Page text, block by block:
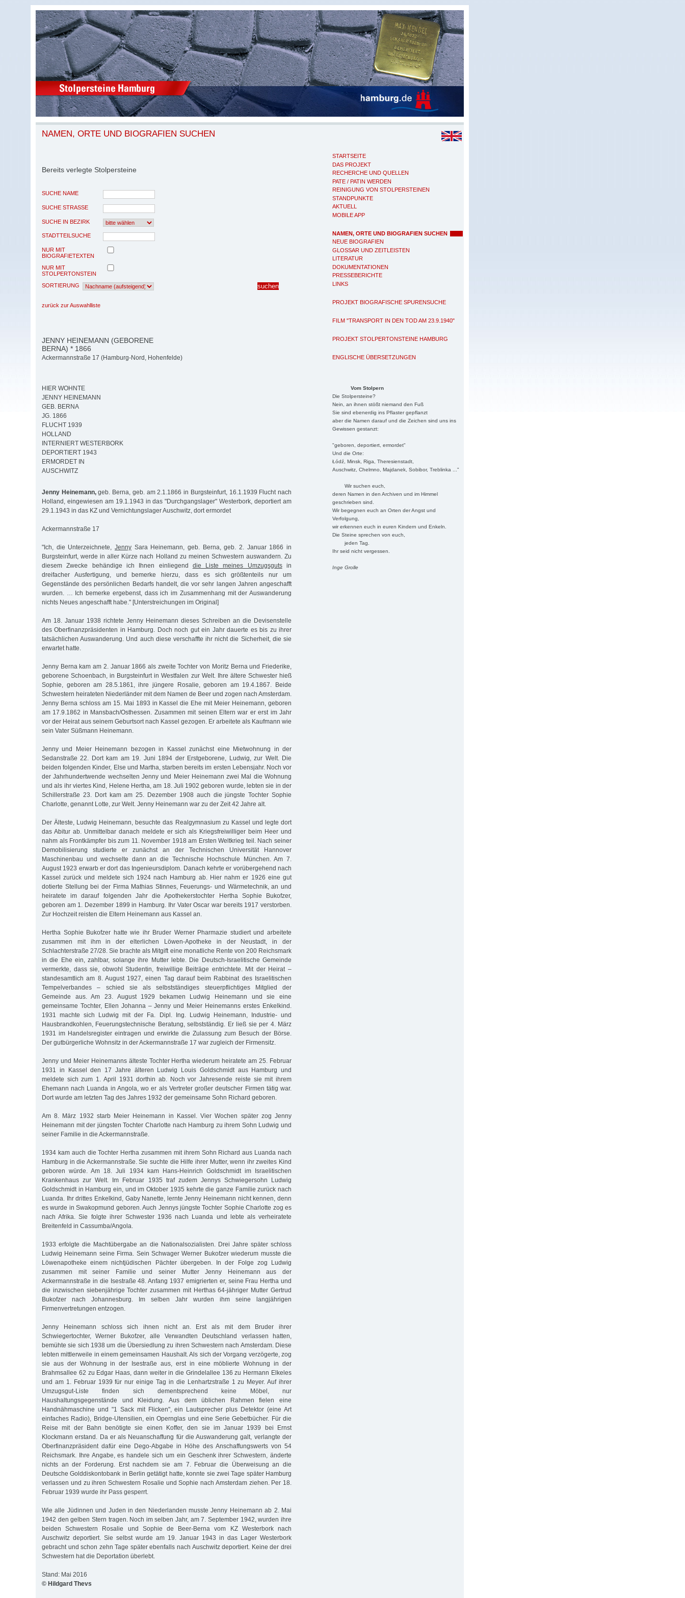
STARTSEITE
DAS PROJEKT
RECHERCHE UND QUELLEN
PATE / PATIN WERDEN
REINIGUNG VON STOLPERSTEINEN
STANDPUNKTE
AKTUELL
MOBILE APP
NAMEN, ORTE UND BIOGRAFIEN SUCHEN
NEUE BIOGRAFIEN
GLOSSAR UND ZEITLEISTEN
LITERATUR
DOKUMENTATIONEN
PRESSEBERICHTE
LINKS
PROJEKT BIOGRAFISCHE SPURENSUCHE
FILM "TRANSPORT IN DEN TOD AM 23.9.1940"
PROJEKT STOLPERTONSTEINE HAMBURG
ENGLISCHE ÜBERSETZUNGEN
Vom Stolpern
Die Stolpersteine?
Nein, an ihnen stößt niemand den Fuß
Sie sind ebenerdig ins Pflaster gepflanzt
aber die Namen darauf und die Zeichen sind uns ins
Gewissen gestanzt:
"geboren, deportiert, ermordet"
Und die Orte:
Łódź, Minsk, Riga, Theresienstadt,
Auschwitz, Chelmno, Majdanek, Sobibor, Treblinka ..."
Wir suchen euch,
deren Namen in den Archiven und im Himmel
geschrieben sind.
Wir begegnen euch an Orten der Angst und
Verfolgung,
wir erkennen euch in euren Kindern und Enkeln.
Die Steine sprechen von euch,
jeden Tag.
Ihr seid nicht vergessen.
Inge Grolle
NAMEN, ORTE UND BIOGRAFIEN SUCHEN
Bereits verlegte Stolpersteine
SUCHE NAME
SUCHE STRASSE
SUCHE IN BEZIRK
STADTTEILSUCHE
NUR MIT
BIOGRAFIETEXTEN
NUR MIT
STOLPERTONSTEIN
SORTIERUNG
zurück zur Auswahlliste
JENNY HEINEMANN (GEBORENE
BERNA) * 1866
Ackermannstraße 17 (Hamburg-Nord, Hohenfelde)
HIER WOHNTE
JENNY HEINEMANN
GEB. BERNA
JG. 1866
FLUCHT 1939
HOLLAND
INTERNIERT WESTERBORK
DEPORTIERT 1943
ERMORDET IN
AUSCHWITZ
Jenny Heinemann,geb. Berna, geb. am 2.1.1866 in Burgsteinfurt, 16.1.1939 Flucht nach
Holland, eingewiesen am 19.1.1943 in das "Durchgangslager" Westerbork, deportiert am
29.1.1943 in das KZ und Vernichtungslager Auschwitz, dort ermordet
Ackermannstraße 17
"Ich, die Unterzeichnete, Jenny Sara Heinemann, geb. Berna, geb. 2. Januar 1866 in
Burgsteinfurt, werde in aller Kürze nach Holland zu meinen Schwestern auswandern. Zu
diesem Zwecke behändige ich Ihnen einliegend die Liste meines Umzugsgutsin
dreifacher Ausfertigung, und bemerke hierzu, dass es sich größtenteils nur um
Gegenstände des persönlichen Bedarfs handelt, die vor sehr langen Jahren angeschafft
wurden. … Ich bemerke ergebenst, dass ich im Zusammenhang mit der Auswanderung
nichts Neues angeschafft habe." [Unterstreichungen im Original]
Am 18. Januar 1938 richtete Jenny Heinemann dieses Schreiben an die Devisenstelle
des Oberfinanzpräsidenten in Hamburg. Doch noch gut ein Jahr dauerte es bis zu ihrer
tatsächlichen Auswanderung. Und auch diese verschaffte ihr nicht die Sicherheit, die sie
erwartet hatte.
Jenny Berna kam am 2. Januar 1866 als zweite Tochter von Moritz Berna und Friederike,
geborene Schoenbach, in Burgsteinfurt in Westfalen zur Welt. Ihre ältere Schwester hieß
Sophie, geboren am 28.5.1861, ihre jüngere Rosalie, geboren am 19.4.1867. Beide
Schwestern heirateten Niederländer mit dem Namen de Beer und zogen nach Amsterdam.
Jenny Berna schloss am 15. Mai 1893 in Kassel die Ehe mit Meier Heinemann, geboren
am 17.9.1862 in Mansbach/Osthessen. Zusammen mit seinen Eltern war er erst im Jahr
vor der Heirat aus seinem Geburtsort nach Kassel gezogen. Er arbeitete als Kaufmann wie
sein Vater Süßmann Heinemann.
Jenny und Meier Heinemann bezogen in Kassel zunächst eine Mietwohnung in der
Sedanstraße 22. Dort kam am 19. Juni 1894 der Erstgeborene, Ludwig, zur Welt. Die
beiden folgenden Kinder, Else und Martha, starben bereits im ersten Lebensjahr. Noch vor
der Jahrhundertwende wechselten Jenny und Meier Heinemann zwei Mal die Wohnung
und als ihr viertes Kind, Helene Hertha, am 18. Juli 1902 geboren wurde, lebten sie in der
Schillerstraße 23. Dort kam am 25. Dezember 1908 auch die jüngste Tochter Sophie
Charlotte, genannt Lotte, zur Welt. Jenny Heinemann war zu der Zeit 42 Jahre alt.
Der Älteste, Ludwig Heinemann, besuchte das Realgymnasium zu Kassel und legte dort
das Abitur ab. Unmittelbar danach meldete er sich als Kriegsfreiwilliger beim Heer und
nahm als Frontkämpfer bis zum 11. November 1918 am Ersten Weltkrieg teil. Nach seiner
Demobilisierung studierte er zunächst an der Technischen Universität Hannover
Maschinenbau und wechselte dann an die Technische Hochschule München. Am 7.
August 1923 erwarb er dort das Ingenieursdiplom. Danach kehrte er vorübergehend nach
Kassel zurück und meldete sich 1924 nach Hamburg ab. Hier nahm er 1926 eine gut
dotierte Stellung bei der Firma Mathias Stinnes, Feuerungs- und Wärmetechnik, an und
heiratete im darauf folgenden Jahr die Apothekerstochter Hertha Sophie Bukofzer,
geboren am 1. Dezember 1899 in Hamburg. Ihr Vater Oscar war bereits 1917 verstorben.
Zur Hochzeit reisten die Eltern Heinemann aus Kassel an.
Hertha Sophie Bukofzer hatte wie ihr Bruder Werner Pharmazie studiert und arbeitete
zusammen mit ihm in der elterlichen Löwen-Apotheke in der Neustadt, in der
Schlachterstraße 27/28. Sie brachte als Mitgift eine monatliche Rente von 200 Reichsmark
in die Ehe ein, zahlbar, solange ihre Mutter lebte. Die Deutsch-Israelitische Gemeinde
vermerkte, dass sie, obwohl Studentin, freiwillige Beiträge entrichtete. Mit der Heirat –
standesamtlich am 8. August 1927, einen Tag darauf beim Rabbinat des Israelitischen
Tempelverbandes – schied sie als selbstständiges steuerpflichtiges Mitglied der
Gemeinde aus. Am 23. August 1929 bekamen Ludwig Heinemann und sie eine
gemeinsame Tochter, Ellen Johanna – Jenny und Meier Heinemanns erstes Enkelkind.
1931 machte sich Ludwig mit der Fa. Dipl. Ing. Ludwig Heinemann, Industrie- und
Hausbrandkohlen, Feuerungstechnische Beratung, selbstständig. Er ließ sie per 4. März
1931 im Handelsregister eintragen und erwirkte die Zulassung zum Besuch der Börse.
Der gutbürgerliche Wohnsitz in der Ackermannstraße 17 war zugleich der Firmensitz.
Jenny und Meier Heinemanns älteste Tochter Hertha wiederum heiratete am 25. Februar
1931 in Kassel den 17 Jahre älteren Ludwig Louis Goldschmidt aus Hamburg und
meldete sich zum 1. April 1931 dorthin ab. Noch vor Jahresende reiste sie mit ihrem
Ehemann nach Luanda in Angola, wo er als Vertreter großer deutscher Firmen tätig war.
Dort wurde am letzten Tag des Jahres 1932 der gemeinsame Sohn Richard geboren.
Am 8. März 1932 starb Meier Heinemann in Kassel. Vier Wochen später zog Jenny
Heinemann mit der jüngsten Tochter Charlotte nach Hamburg zu ihrem Sohn Ludwig und
seiner Familie in die Ackermannstraße.
1934 kam auch die Tochter Hertha zusammen mit ihrem Sohn Richard aus Luanda nach
Hamburg in die Ackermannstraße. Sie suchte die Hilfe ihrer Mutter, wenn ihr zweites Kind
geboren würde. Am 18. Juli 1934 kam Hans-Heinrich Goldschmidt im Israelitischen
Krankenhaus zur Welt. Im Februar 1935 traf zudem Jennys Schwiegersohn Ludwig
Goldschmidt in Hamburg ein, und im Oktober 1935 kehrte die ganze Familie zurück nach
Luanda. Ihr drittes Enkelkind, Gaby Nanette, lernte Jenny Heinemann nicht kennen, denn
es wurde in Swakopmund geboren. Auch Jennys jüngste Tochter Sophie Charlotte zog es
nach Afrika. Sie folgte ihrer Schwester 1936 nach Luanda und lebte als verheiratete
Breitenfeld in Cassumba/Angola.
1933 erfolgte die Machtübergabe an die Nationalsozialisten. Drei Jahre später schloss
Ludwig Heinemann seine Firma. Sein Schwager Werner Bukofzer wiederum musste die
Löwenapotheke einem nichtjüdischen Pächter übergeben. In der Folge zog Ludwig
zusammen mit seiner Familie und seiner Mutter Jenny Heinemann aus der
Ackermannstraße in die Isestraße 48. Anfang 1937 emigrierten er, seine Frau Hertha und
die inzwischen siebenjährige Tochter zusammen mit Herthas 64-jähriger Mutter Gertrud
Bukofzer nach Johannesburg. Im selben Jahr wurden ihm seine langjährigen
Firmenvertretungen entzogen.
Jenny Heinemann schloss sich ihnen nicht an. Erst als mit dem Bruder ihrer
Schwiegertochter, Werner Bukofzer, alle Verwandten Deutschland verlassen hatten,
bemühte sie sich 1938 um die Übersiedlung zu ihren Schwestern nach Amsterdam. Diese
lebten mittlerweile in einem gemeinsamen Haushalt. Als sich der Vorgang verzögerte, zog
sie aus der Wohnung in der Isestraße aus, erst in eine möblierte Wohnung in der
Brahmsallee 62 zu Edgar Haas, dann weiter in die Grindelallee 136 zu Hermann Elkeles
und am 1. Februar 1939 für nur einige Tag in die Lenhartzstraße 1 zu Meyer. Auf ihrer
Umzugsgut-Liste finden sich dementsprechend keine Möbel, nur
Haushaltungsgegenstände und Kleidung. Aus dem üblichen Rahmen fielen eine
Handnähmaschine und "1 Sack mit Flicken", ein Lautsprecher plus Detektor (eine Art
einfaches Radio), Bridge-Utensilien, ein Opernglas und eine Serie Gebetbücher. Für die
Reise mit der Bahn benötigte sie einen Koffer, den sie im Januar 1939 bei Ernst
Klockmann erstand. Da er als Neuanschaffung für die Auswanderung galt, verlangte der
Oberfinanzpräsident dafür eine Dego-Abgabe in Höhe des Anschaffungswerts von 54
Reichsmark. Ihre Angabe, es handele sich um ein Geschenk ihrer Schwestern, änderte
nichts an der Forderung. Erst nachdem sie am 7. Februar die Überweisung an die
Deutsche Golddiskontobank in Berlin getätigt hatte, konnte sie zwei Tage später Hamburg
verlassen und zu ihren Schwestern Rosalie und Sophie nach Amsterdam ziehen. Per 18.
Februar 1939 wurde ihr Pass gesperrt.
Wie alle Jüdinnen und Juden in den Niederlanden musste Jenny Heinemann ab 2. Mai
1942 den gelben Stern tragen. Noch im selben Jahr, am 7. September 1942, wurden ihre
beiden Schwestern Rosalie und Sophie de Beer-Berna vom KZ Westerbork nach
Auschwitz deportiert. Sie selbst wurde am 19. Januar 1943 in das Lager Westerbork
gebracht und schon zehn Tage später ebenfalls nach Auschwitz deportiert. Keine der drei
Schwestern hat die Deportation überlebt.
Stand: Mai 2016
© Hildgard Thevs